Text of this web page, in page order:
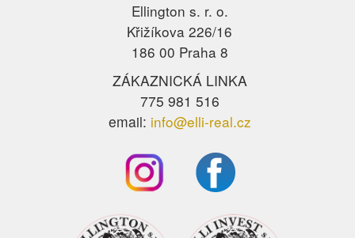
Ellington s. r. o.
Křižíkova 226/16
186 00 Praha 8
ZÁKAZNICKÁ LINKA
775 981 516
email: info@elli-real.cz